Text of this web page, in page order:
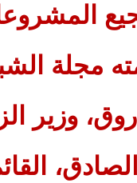
مجلة
وزير